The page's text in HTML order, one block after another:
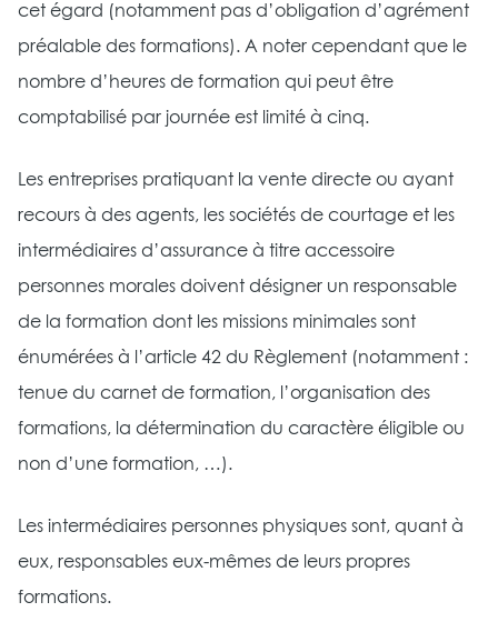
cet égard (notamment pas d’obligation d’agrément
préalable des formations). A noter cependant que le
nombre d’heures de formation qui peut être
comptabilisé par journée est limité à cinq.
Les entreprises pratiquant la vente directe ou ayant
recours à des agents, les sociétés de courtage et les
intermédiaires d’assurance à titre accessoire
personnes morales doivent désigner un responsable
de la formation dont les missions minimales sont
énumérées à l’article 42 du Règlement (notamment :
tenue du carnet de formation, l’organisation des
formations, la détermination du caractère éligible ou
non d’une formation, …).
Les intermédiaires personnes physiques sont, quant à
eux, responsables eux-mêmes de leurs propres
formations.